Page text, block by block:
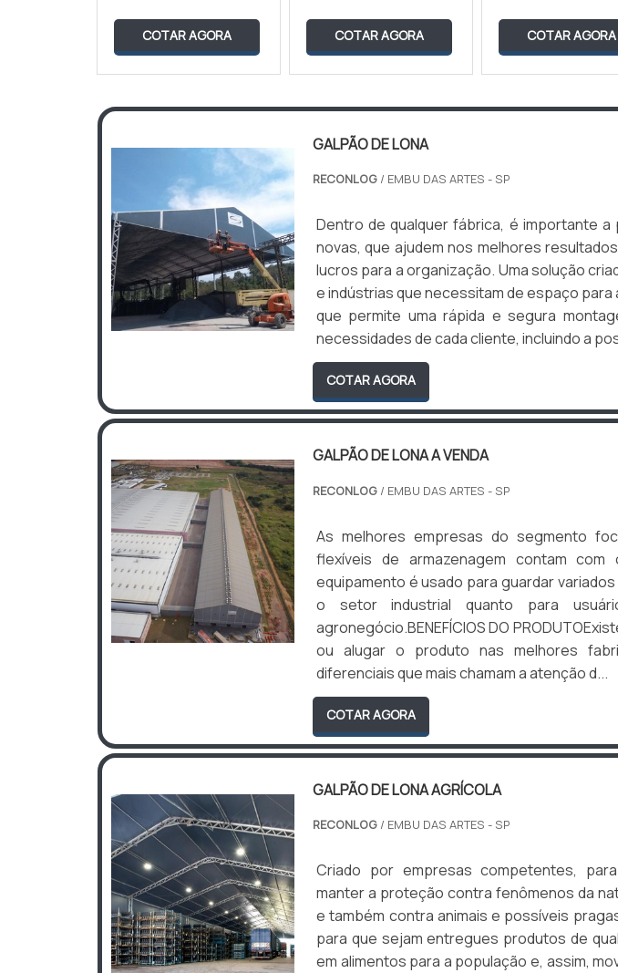
COTAR AGORA COTAR AGORA COTAR AGORA
GALPÃO DE LONA
RECONLOG / EMBU DAS ARTES - SP
Dentro de qualquer fábrica, é importante
novas, que ajudem nos melhores
lucros para a organização. Uma solução
e indústrias que necessitam de espaço para
que permite uma rápida e segura
necessidades de cada cliente, incluindo a
COTAR AGORA
GALPÃO DE LONA A VENDA
RECONLOG / EMBU DAS ARTES - SP
As melhores empresas do segmento
flexíveis de armazenagem contam
equipamento é usado para guardar
o setor industrial quanto para
agronegócio.BENEFÍCIOS DO
ou alugar o produto nas melhores
diferenciais que mais chamam a atenção d...
COTAR AGORA
GALPÃO DE LONA AGRÍCOLA
RECONLOG / EMBU DAS ARTES - SP
Criado por empresas competentes,
manter a proteção contra fenômenos da
e também contra animais e possíveis
para que sejam entregues produtos de
em alimentos para a população e, assim,